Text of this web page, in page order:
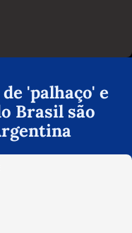
'palhaço' e
Brasil são